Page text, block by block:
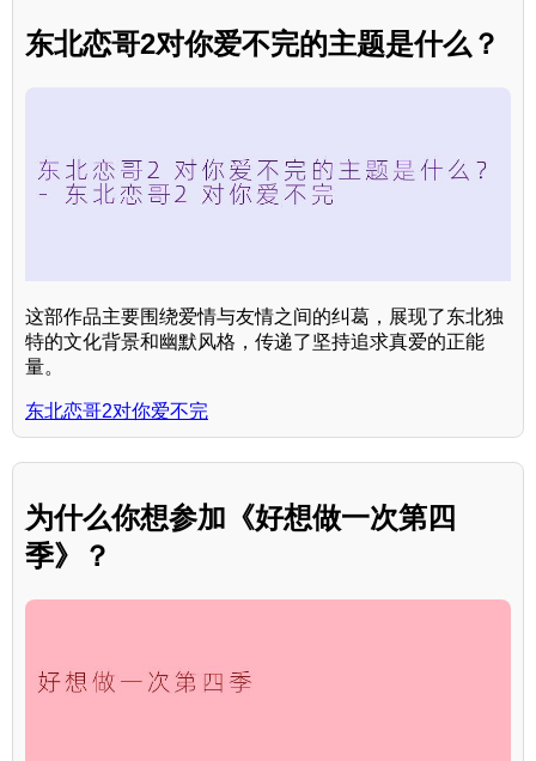
东北恋哥2对你爱不完的主题是什么？
这部作品主要围绕爱情与友情之间的纠葛，展现了东北独
特的文化背景和幽默风格，传递了坚持追求真爱的正能
量。
东北恋哥2对你爱不完
为什么你想参加《好想做一次第四
季》？